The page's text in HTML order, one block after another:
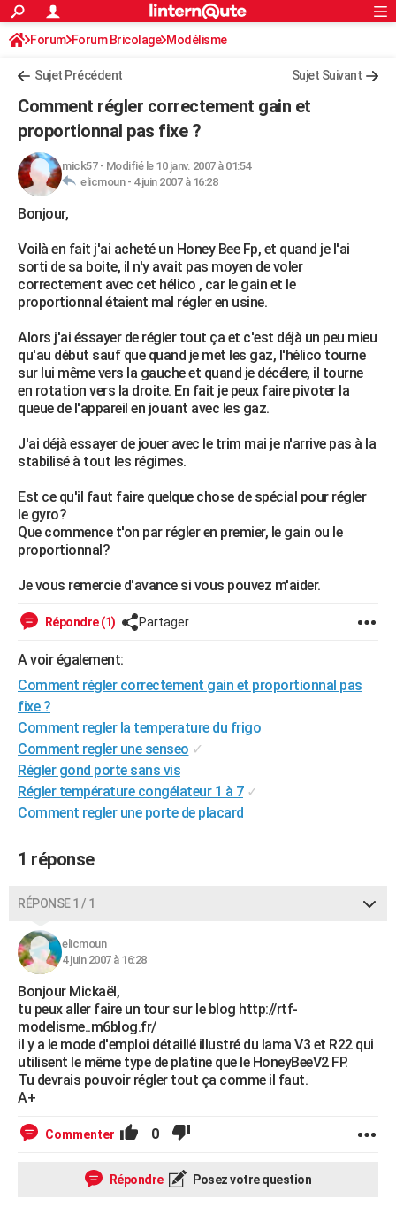
ACTUALITÉS
Politique
Société
Faits Divers
Education
Monde
Villes
+
Programme TV
Sorties cinéma
FINANCE
Retraite
Impôts
Epargne
Immobilier
Risques naturels par ville
Banque
Assurance
Crédit
AUTO
Essais
Réserver un essai
Citadines
Berlines
SUV
Forum auto
HIGH-TECH
Forum
Aménagement intérieur
Extérieur
Cuisine
Salle de bains
Jardinage
Rangement
WEEK-END
Guides de France
Escapades
Patrimoine
Expositions
Musées
Week-end nature
LIFESTYLE
Art de vivre
Bien-être
Loisirs
Mode
Modes de vie
SANTE
Alimentation
Guide de la santé
Maladies
Médicaments
Sommeil
VOYAGE
Destinations
City break
Voyage nature
Voyage de noces
Forum
Climat
+PHOTO
GUIDES D'ACHAT
BONS PLANS
CARTE DE VOEUX
Carte de Noël
Carte Bonne année
Carte Saint-Valentin
Carte Pâques
Carte d'anniversaire
DICTIONNAIRE
Dictionnaire
Biographies
Citations
Expressions
Proverbes
COPAINS D'AVANT
S'inscrire
Se connecter
Lycées
Collèges
Primaires
Universités
Entreprises
Service militaire
Avis de recherche
AVIS DE DÉCÈS
FORUM
Bricolage
Lifestyle
Culture
Sport
Auto
Television
Voyage
Cinema
S'inscrire
Connexion
Forum Forum Bricolage Modélisme
Sujet Précédent Sujet Suivant
Comment régler correctement gain et
proportionnal pas fixe ?
mick57- Modifié le 10 janv. 2007 à 01:54
elicmoun - 4 juin 2007 à 16:28
Bonjour,
Voilà en fait j'ai acheté un Honey Bee Fp, et quand je l'ai
sorti de sa boite, il n'y avait pas moyen de voler
correctement avec cet hélico , car le gain et le
proportionnal étaient mal régler en usine.
Alors j'ai éssayer de régler tout ça et c'est déjà un peu mieu
qu'au début sauf que quand je met les gaz, l'hélico tourne
sur lui même vers la gauche et quand je décélere, il tourne
en rotation vers la droite. En fait je peux faire pivoter la
queue de l'appareil en jouant avec les gaz.
J'ai déjà essayer de jouer avec le trim mai je n'arrive pas à la
stabilisé à tout les régimes.
Est ce qu'il faut faire quelque chose de spécial pour régler
le gyro?
Que commence t'on par régler en premier, le gain ou le
proportionnal?
Je vous remercie d'avance si vous pouvez m'aider.
Répondre (1) Partager
A voir également:
Comment régler correctement gain et proportionnal pas
fixe ?
Comment regler la temperature du frigo
Comment regler une senseo ✓
Régler gond porte sans vis
Régler température congélateur 1 à 7 ✓
Comment regler une porte de placard
1 réponse
RÉPONSE 1 / 1
elicmoun
4 juin 2007 à 16:28
Bonjour Mickaël,
tu peux aller faire un tour sur le blog http://rtf-
modelisme..m6blog.fr/
il y a le mode d'emploi détaillé illustré du lama V3 et R22 qui
utilisent le même type de platine que le HoneyBeeV2 FP.
Tu devrais pouvoir régler tout ça comme il faut.
A+
Commenter 0
Répondre Posez votre question